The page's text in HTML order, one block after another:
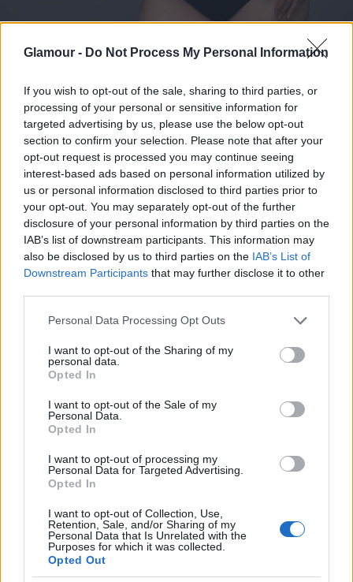
Glamour - Do Not Process My Personal Information
If you wish to opt-out of the sale, sharing to third parties, or
processing of your personal or sensitive information for
targeted advertising by us, please use the below opt-out
section to confirm your selection. Please note that after your
opt-out request is processed you may continue seeing
interest-based ads based on personal information utilized by
us or personal information disclosed to third parties prior to
your opt-out. You may separately opt-out of the further
disclosure of your personal information by third parties on the
IAB’s list of downstream participants. This information may
also be disclosed by us to third parties on the IAB’s List of
Downstream Participants that may further disclose it to other
Please note that this website/app uses one or more Google
not limited to your visit or usage behaviour. You may click to
grant or deny consent to Google and its third-party tags to
use your data for below specified purposes in below Google
consent section.
Personal Data Processing Opt Outs
I want to opt-out of the Sharing of my
personal data.
Opted In
I want to opt-out of the Sale of my
Personal Data.
Opted In
I want to opt-out of processing my
Personal Data for Targeted Advertising.
Opted In
I want to opt-out of Collection, Use,
Retention, Sale, and/or Sharing of my
Personal Data that Is Unrelated with the
Purposes for which it was collected.
Opted Out
Szentjobbi Kriszta
Fotó:Annoni Zita
Ugyanannyi shaming ér egy vékony embert is, mint
egy teltebbet, csak arról valahogy mindig elfelejtünk
beszélni. Bár vékony vagyok soha nem gondolták az
alakom nőiesnek, szépnek, hisz »itt ott elférne még jó
pár kiló rajta«. Bizonyos egészségügyi okok miatt egy
időszakban hirtelen nőttem, amit a bőröm nem tudott
követni, a combom, fenekem, hasam nekem is csíkos,
sem a régi, de nem is akarom, hogy az legyen.
Testünkön viseljük életünk történetét és ez
gyönyörű.Soha nem változtatnék ezen, és ha van
velem együtt változik, az fantasztikus.
” Bányainé
Nagy Judit @Nemakarokbeleszólni